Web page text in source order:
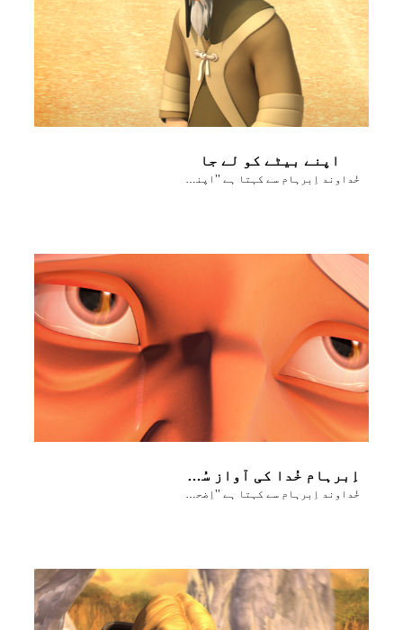
اپنے بیٹے کو لے جا
خُداوند اِبرہام سے کہتا ہے ’’اپنے بیٹے کو موریاہ لے جا‘‘۔
اِبرہام خُدا کی آواز سُنتا ہے
خُداوند اِبرہام سے کہتا ہے ’’اِضحاق کو ہاتھ نہ لگانا‘‘